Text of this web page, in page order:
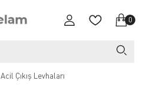
0
Acil Çıkış Levhaları